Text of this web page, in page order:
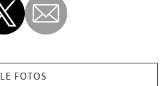
FOTOS